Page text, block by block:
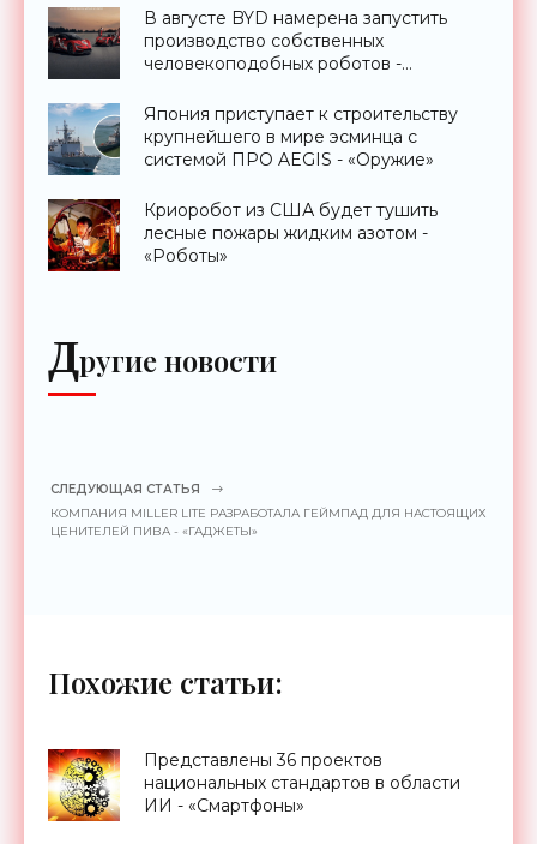
В августе BYD намерена запустить
производство собственных
человекоподобных роботов -
Япония приступает к строительству
крупнейшего в мире эсминца с
системой ПРО AEGIS - «Оружие»
Криоробот из США будет тушить
лесные пожары жидким азотом -
«Роботы»
Другие новости
СЛЕДУЮЩАЯ СТАТЬЯ
КОМПАНИЯ MILLER LITE РАЗРАБОТАЛА ГЕЙМПАД ДЛЯ НАСТОЯЩИХ
ЦЕНИТЕЛЕЙ ПИВА - «ГАДЖЕТЫ»
Похожие статьи:
Представлены 36 проектов
национальных стандартов в области
ИИ - «Смартфоны»